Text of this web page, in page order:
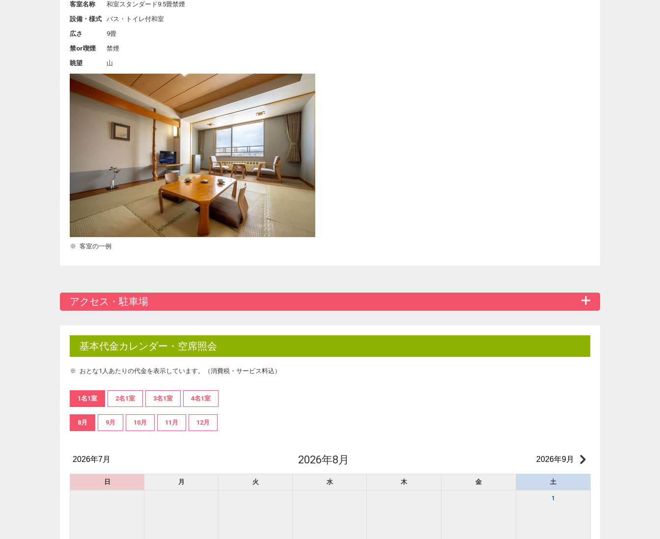
客室名称
和室スタンダード9.5畳禁煙
設備・様式
バス・トイレ付和室
広さ
9畳
禁or喫煙
禁煙
眺望
山
客室の一例
アクセス・駐車場
基本代金カレンダー・空席照会
おとな1人あたりの代金を表示しています。（消費税・サービス料込）
1名1室 2名1室 3名1室 4名1室
8月 9月 10月 11月 12月
2026年7月 2026年8月 2026年9月
日 月 火 水 木 金 土
1